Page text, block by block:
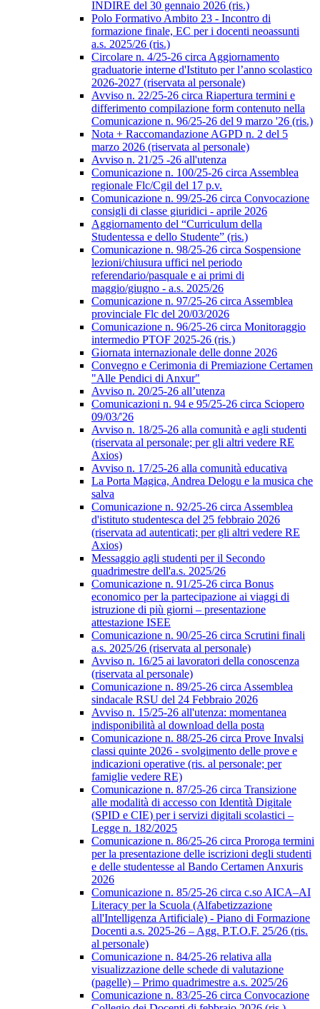
INDIRE del 30 gennaio 2026 (ris.)
Polo Formativo Ambito 23 - Incontro di
formazione finale, EC per i docenti neoassunti
a.s. 2025/26 (ris.)
Circolare n. 4/25-26 circa Aggiornamento
graduatorie interne d'Istituto per l’anno scolastico
2026-2027 (riservata al personale)
Avviso n. 22/25-26 circa Riapertura termini e
differimento compilazione form contenuto nella
Comunicazione n. 96/25-26 del 9 marzo '26 (ris.)
Nota + Raccomandazione AGPD n. 2 del 5
marzo 2026 (riservata al personale)
Avviso n. 21/25 -26 all'utenza
Comunicazione n. 100/25-26 circa Assemblea
regionale Flc/Cgil del 17 p.v.
Comunicazione n. 99/25-26 circa Convocazione
consigli di classe giuridici - aprile 2026
Aggiornamento del “Curriculum della
Studentessa e dello Studente” (ris.)
Comunicazione n. 98/25-26 circa Sospensione
lezioni/chiusura uffici nel periodo
referendario/pasquale e ai primi di
maggio/giugno - a.s. 2025/26
Comunicazione n. 97/25-26 circa Assemblea
provinciale Flc del 20/03/2026
Comunicazione n. 96/25-26 circa Monitoraggio
intermedio PTOF 2025-26 (ris.)
Giornata internazionale delle donne 2026
Convegno e Cerimonia di Premiazione Certamen
"Alle Pendici di Anxur"
Avviso n. 20/25-26 all’utenza
Comunicazioni n. 94 e 95/25-26 circa Sciopero
09/03/'26
Avviso n. 18/25-26 alla comunità e agli studenti
(riservata al personale; per gli altri vedere RE
Axios)
Avviso n. 17/25-26 alla comunità educativa
La Porta Magica, Andrea Delogu e la musica che
salva
Comunicazione n. 92/25-26 circa Assemblea
d'istituto studentesca del 25 febbraio 2026
(riservata ad autenticati; per gli altri vedere RE
Axios)
Messaggio agli studenti per il Secondo
quadrimestre dell'a.s. 2025/26
Comunicazione n. 91/25-26 circa Bonus
economico per la partecipazione ai viaggi di
istruzione di più giorni – presentazione
attestazione ISEE
Comunicazione n. 90/25-26 circa Scrutini finali
a.s. 2025/26 (riservata al personale)
Avviso n. 16/25 ai lavoratori della conoscenza
(riservata al personale)
Comunicazione n. 89/25-26 circa Assemblea
sindacale RSU del 24 Febbraio 2026
Avviso n. 15/25-26 all'utenza: momentanea
indisponibilità al download della posta
Comunicazione n. 88/25-26 circa Prove Invalsi
classi quinte 2026 - svolgimento delle prove e
indicazioni operative (ris. al personale; per
famiglie vedere RE)
Comunicazione n. 87/25-26 circa Transizione
alle modalità di accesso con Identità Digitale
(SPID e CIE) per i servizi digitali scolastici –
Legge n. 182/2025
Comunicazione n. 86/25-26 circa Proroga termini
per la presentazione delle iscrizioni degli studenti
e delle studentesse al Bando Certamen Anxuris
2026
Comunicazione n. 85/25-26 circa c.so AICA–AI
Literacy per la Scuola (Alfabetizzazione
all'Intelligenza Artificiale) - Piano di Formazione
Docenti a.s. 2025-26 – Agg. P.T.O.F. 25/26 (ris.
al personale)
Comunicazione n. 84/25-26 relativa alla
visualizzazione delle schede di valutazione
(pagelle) – Primo quadrimestre a.s. 2025/26
Comunicazione n. 83/25-26 circa Convocazione